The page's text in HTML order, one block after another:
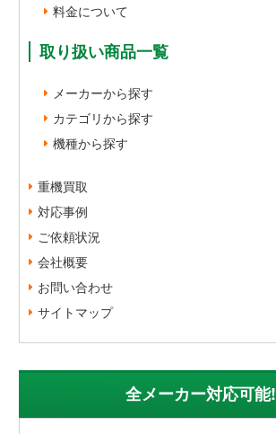
料金について
取り扱い商品一覧
メーカーから探す
カテゴリから探す
機種から探す
重機買取
対応事例
ご依頼状況
会社概要
お問い合わせ
サイトマップ
全メーカー対応可能!